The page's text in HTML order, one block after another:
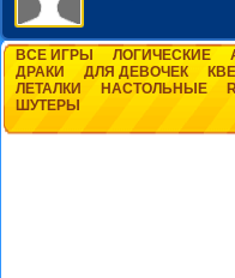
ВСЕ ИГРЫ ЛОГИЧЕСКИЕ
ДРАКИ
ДЛЯ ДЕВОЧЕК
ЛЕТАЛКИ
НАСТОЛЬНЫЕ
ШУТЕРЫ